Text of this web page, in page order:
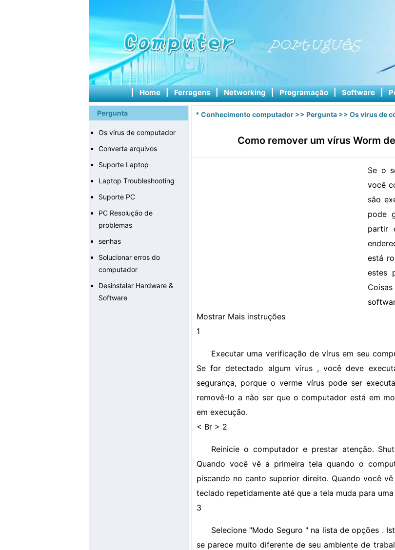
| Home | Ferragens | Networking | Programação | Software |
Pergunta
Os vírus de computador
Converta arquivos
Suporte Laptop
Laptop Troubleshooting
Suporte PC
PC Resolução de
problemas
senhas
Solucionar erros do
computador
Desinstalar Hardware &
Software
* Conhecimento computador >> Pergunta >> Os vírus de
Como remover um vírus Worm
Se o
você
são
pode
partir
está
estes
Mostrar Mais instruções
1
Executar uma verificação de vírus em seu
Se for detectado algum vírus , você deve
segurança, porque o verme vírus pode ser
removê-lo a não ser que o computador está em
em execução.
< Br > 2
Reinicie o computador e prestar atenção.
Quando você vê a primeira tela quando o
piscando no canto superior direito. Quando você
teclado repetidamente até que a tela muda para
3
Selecione "Modo Seguro " na lista de opções .
se parece muito diferente de seu ambiente de